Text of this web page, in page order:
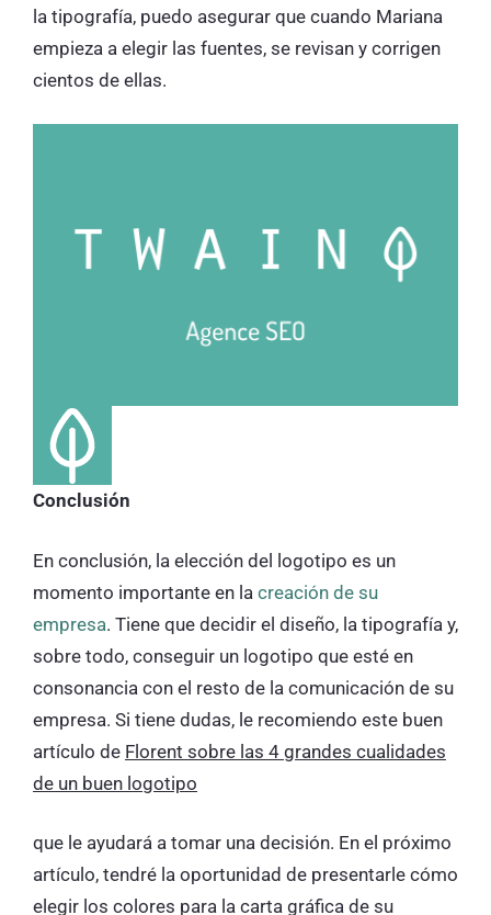
la tipografía, puedo asegurar que cuando Mariana
empieza a elegir las fuentes, se revisan y corrigen
cientos de ellas.
Conclusión
En conclusión, la elección del logotipo es un
momento importante en la creación de su
empresa. Tiene que decidir el diseño, la tipografía y,
sobre todo, conseguir un logotipo que esté en
consonancia con el resto de la comunicación de su
empresa. Si tiene dudas, le recomiendo este buen
artículo de Florent sobre las 4 grandes cualidades
de un buen logotipo
que le ayudará a tomar una decisión. En el próximo
artículo, tendré la oportunidad de presentarle cómo
elegir los colores para la carta gráfica de su